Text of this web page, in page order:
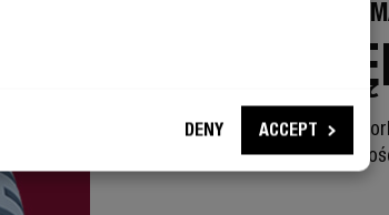
DENY ACCEPT
SUPER
BEZ
360° odciążenie
zapewniając